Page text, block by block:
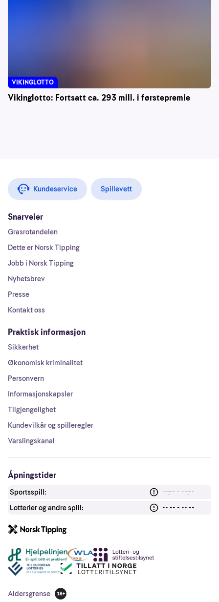
Vikinglotto: Fortsatt ca. 293 mill. i førstepremie
VIKINGLOTTO
Kundeservice Spillevett
Snarveier
Grasrotandelen
Dette er Norsk Tipping
Jobb i Norsk Tipping
Nyhetsbrev
Presse
Kontakt oss
Praktisk informasjon
Sikkerhet
Økonomisk kriminalitet
Personvern
Informasjonskapsler
Tilgjengelighet
Kundevilkår og spilleregler
Varslingskanal
Åpningstider
Sportsspill:
--:-- - --:--
Lotterier og andre spill:
--:-- - --:--
Andre lenker
Aldersgrense
18 år